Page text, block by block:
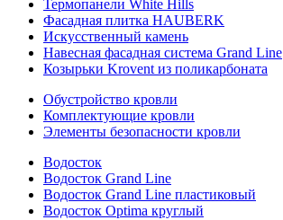
Термопанели White Hills
Фасадная плитка HAUBERK
Искусственный камень
Навесная фасадная система Grand Line
Козырьки Krovent из поликарбоната
Обустройство кровли
Комплектующие кровли
Элементы безопасности кровли
Водосток
Водосток Grand Line
Водосток Grand Line пластиковый
Водосток Optima круглый